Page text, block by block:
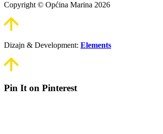
Copyright © Općina Marina 2026
Dizajn & Development: Elements
Pin It on Pinterest